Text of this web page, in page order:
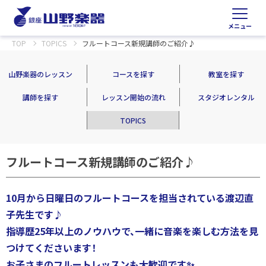
メニュー
TOP TOPICS フルートコース新規講師のご紹介♪
山野楽器のレッスン コースを探す 教室を探す
講師を探す レッスン開始の流れ スタジオレンタル
TOPICS
フルートコース新規講師のご紹介♪
10月から日曜日のフルートコースを担当されている渡辺直
子先生です♪
指導歴25年以上のノウハウで、一緒に音楽を楽しむ方法を見
つけてくださいます！